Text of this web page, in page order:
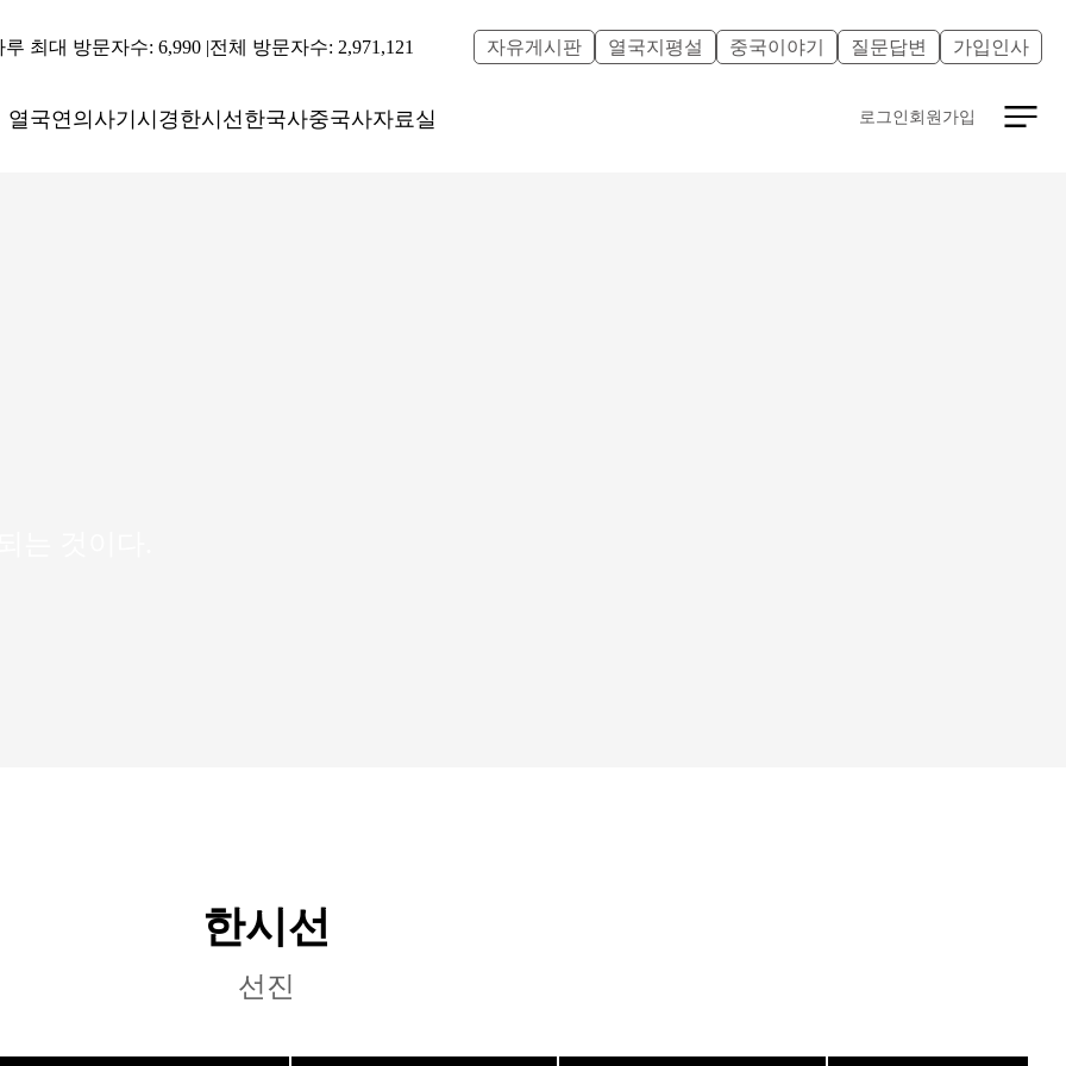
루 최대 방문자수: 6,990 |전체 방문자수: 2,971,121 자유게시판 열국지평설 중국이야기 질문답변 가입인사
열국연의 사기 시경한시선한국사중국사자료실 로그인 회원가입
한시선
선진